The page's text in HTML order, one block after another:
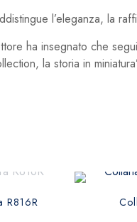
l’eleganza, la
ha insegnato che
la storia in
R816R